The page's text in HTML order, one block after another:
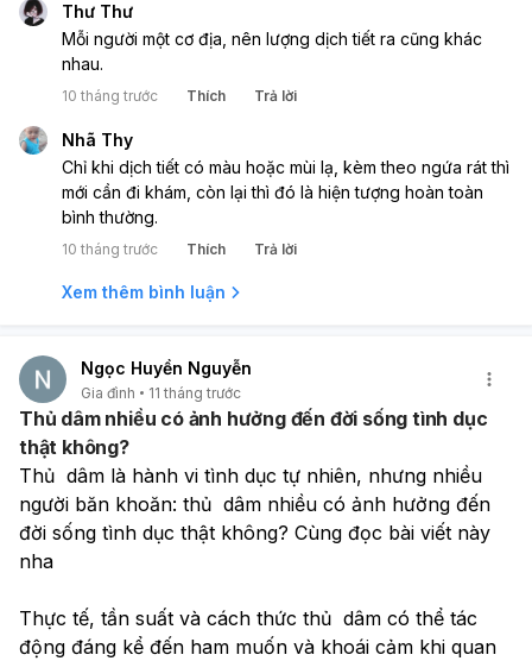
Thư Thư
Mỗi người một cơ địa, nên lượng dịch tiết ra cũng khác
nhau.
10 tháng trước Thích Trả lời
Nhã Thy
Chỉ khi dịch tiết có màu hoặc mùi lạ, kèm theo ngứa rát thì
mới cần đi khám, còn lại thì đó là hiện tượng hoàn toàn
bình thường.
10 tháng trước Thích Trả lời
Xem thêm bình luận
Ngọc Huyền Nguyễn
Gia đình 11 tháng trước
Thủ dâm nhiều có ảnh hưởng đến đời sống tình dục
thật không?
Thủ  dâm là hành vi tình dục tự nhiên, nhưng nhiều
người băn khoăn: thủ  dâm nhiều có ảnh hưởng đến
đời sống tình dục thật không? Cùng đọc bài viết này
nha
Thực tế, tần suất và cách thức thủ  dâm có thể tác
động đáng kể đến ham muốn và khoái cảm khi quan